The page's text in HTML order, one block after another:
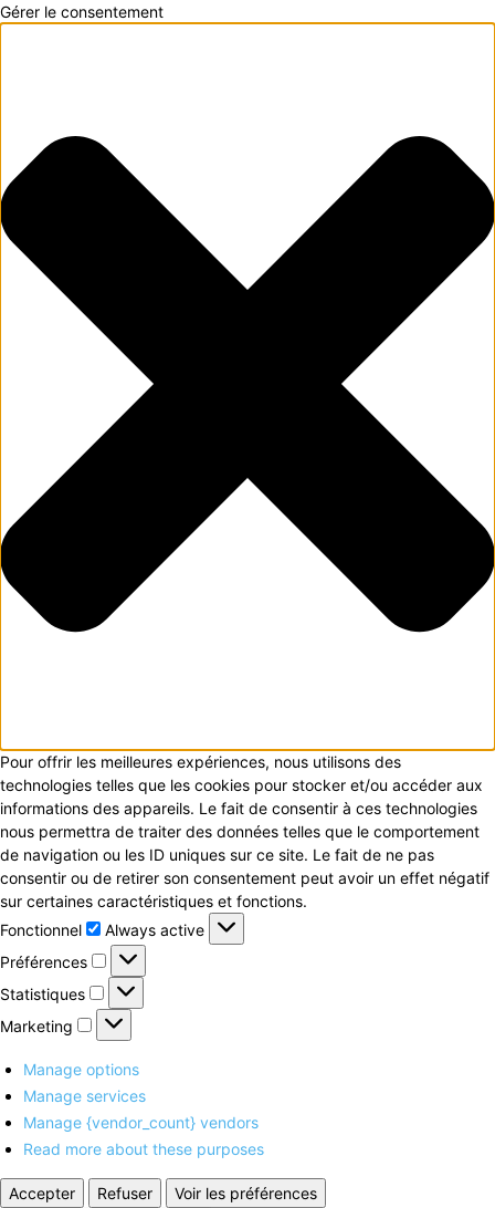
Gérer le consentement
Pour offrir les meilleures expériences, nous utilisons des
technologies telles que les cookies pour stocker et/ou accéder aux
informations des appareils. Le fait de consentir à ces technologies
nous permettra de traiter des données telles que le comportement
de navigation ou les ID uniques sur ce site. Le fait de ne pas
consentir ou de retirer son consentement peut avoir un effet négatif
sur certaines caractéristiques et fonctions.
Fonctionnel
Fonctionnel
Always active
Préférences
Préférences
Statistiques
Statistiques
Marketing
Marketing
Manage options
Manage services
Manage {vendor_count} vendors
Read more about these purposes
Accepter Refuser
Voir les préférences